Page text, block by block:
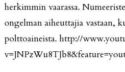
herkimmin vaarassa.
ongelman aiheuttajia vastaan,
polttoaineista. http://